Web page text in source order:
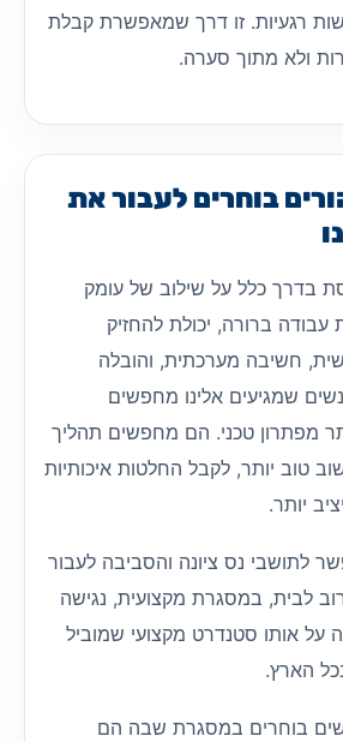
רגעיות. זו דרך שמאפשרת קבלת
ולא מתוך סערה.
בוחרים לעבור את
בדרך כלל על שילוב של עומק
עבודה ברורה, יכולת להחזיק
חשיבה מערכתית, והובלה
שמגיעים אלינו מחפשים
מפתרון טכני. הם מחפשים תהליך
טוב יותר, לקבל החלטות איכותיות
יותר.
לתושבי נס ציונה והסביבה לעבור
לבית, במסגרת מקצועית, נגישה
על אותו סטנדרט מקצועי שמוביל
הארץ.
בוחרים במסגרת שבה הם